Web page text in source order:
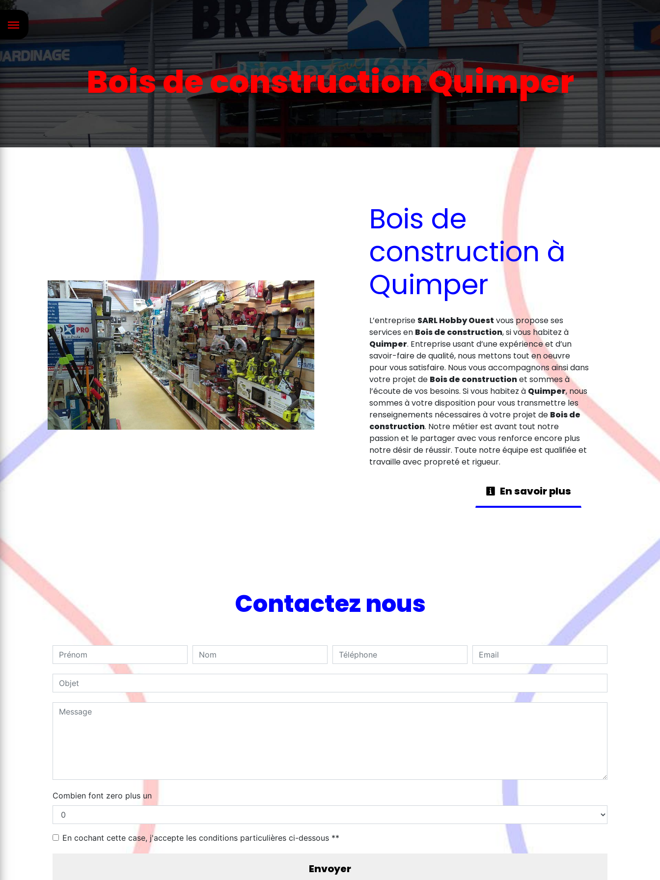
Bois de construction Quimper
Bois de
construction à
Quimper
L’entreprise SARL Hobby Ouest vous propose ses
services en Bois de construction, si vous habitez à
Quimper. Entreprise usant d’une expérience et d’un
savoir-faire de qualité, nous mettons tout en oeuvre
pour vous satisfaire. Nous vous accompagnons ainsi dans
votre projet de Bois de constructionet sommes à
l’écoute de vos besoins. Si vous habitez à Quimper, nous
sommes à votre disposition pour vous transmettre les
renseignements nécessaires à votre projet de Bois de
construction. Notre métier est avant tout notre
passion et le partager avec vous renforce encore plus
notre désir de réussir. Toute notre équipe est qualifiée et
travaille avec propreté et rigueur.
En savoir plus
Contactez nous
Combien font zero plus un
En cochant cette case, j'accepte les conditions particulières ci-dessous **
Envoyer
Panneau de gestion des cookies